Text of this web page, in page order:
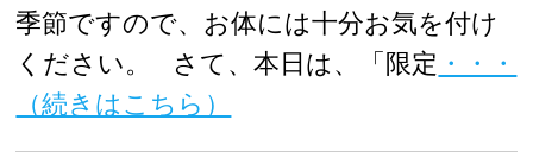
季節ですので、お体には十分お気を付け
ください。 さて、本日は、「限定 ・・・
（続きはこちら）